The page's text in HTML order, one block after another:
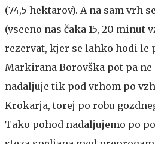
(74,5 hektarov). A na sam vrh
(vseeno nas čaka 15, 20 minut
rezervat, kjer se lahko hodi le
Markirana Borovška pot pa ne
nadaljuje tik pod vrhom po
Krokarja, torej po robu
Tako pohod nadaljujemo po